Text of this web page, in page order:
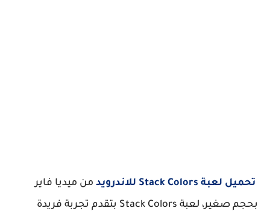
تحميل لعبة Stack Colors للاندرويد
من ميديا فاير
بحجم صغير، لعبة Stack Colors بتقدم تجربة فريدة